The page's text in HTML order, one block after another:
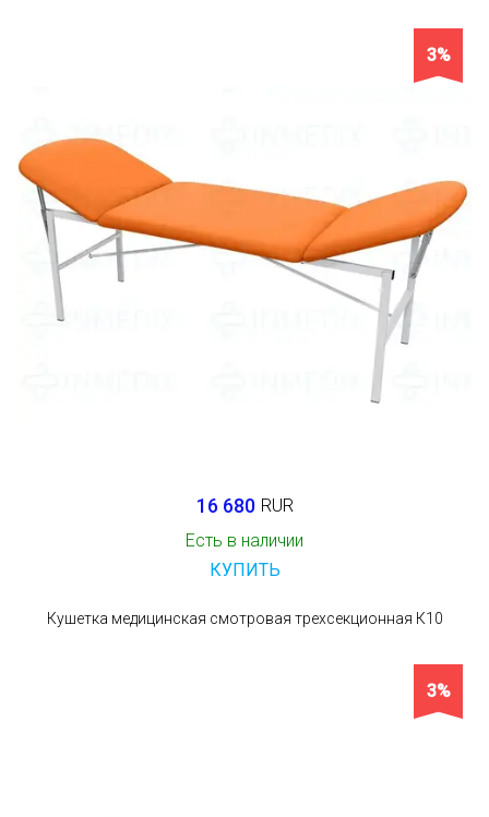
3%
16 680 RUR
Есть в наличии
КУПИТЬ
Кушетка медицинская смотровая трехсекционная К10
3%